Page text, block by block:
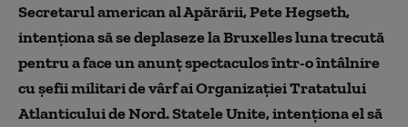
Secretarul american al Apărării, Pete Hegseth,
intenționa să se deplaseze la Bruxelles luna trecută
pentru a face un anunț spectaculos într-o întâlnire
cu șefii militari de vârf ai Organizației Tratatului
Atlanticului de Nord. Statele Unite, intenționa el să